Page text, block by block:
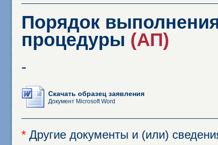
Порядок
процедуры (АП)
-
Скачать образец заявления
Документ Microsoft Word
* Другие документы и (или)